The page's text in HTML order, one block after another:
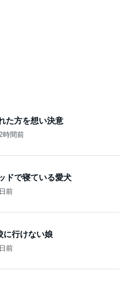
た方を想い決意
時間前
ドで寝ている愛犬
前
に行けない娘
前